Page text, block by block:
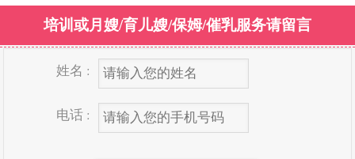
培训或月嫂/育儿嫂/保姆/催乳服务请留言
姓名 :
电话 :